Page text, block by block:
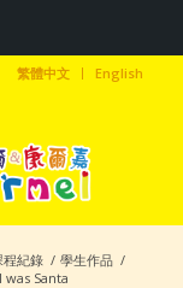
繁體中文 English
程紀錄 / 學生作品 /
was Santa